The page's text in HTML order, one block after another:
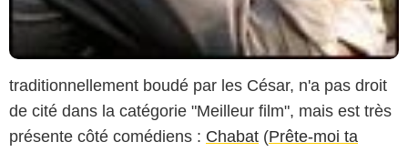
traditionnellement boudé par les César, n'a pas droit
de cité dans la catégorie "Meilleur film", mais est très
présente côté comédiens : Chabat (Prête-moi ta